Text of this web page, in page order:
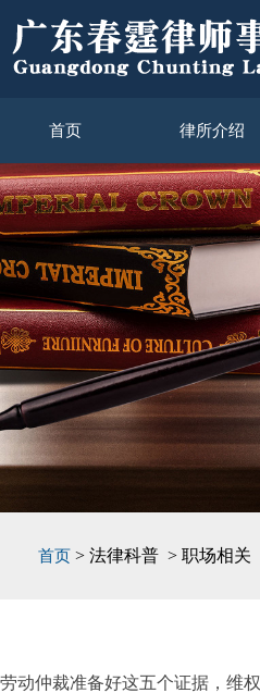
首页 律所介绍
首页 > 法律科普 > 职场相关
劳动仲裁准备好这五个证据，维